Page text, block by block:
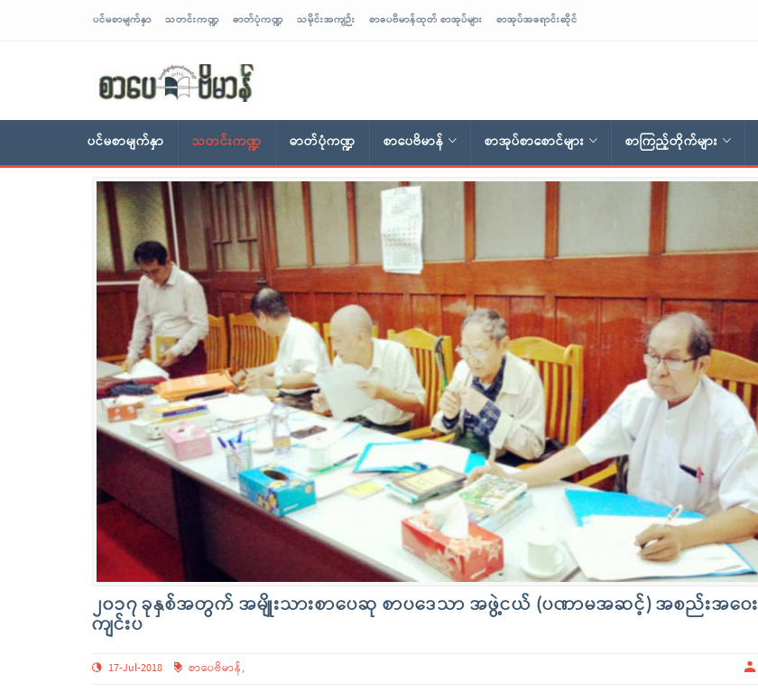
ပင်မစာမျက်နှာ သတင်းကဏ္ဍ ဓာတ်ပုံကဏ္ဍ သမိုင်းအကျဉ်း စာပေဗိမာန်ထုတ် စာအုပ်များ စာအုပ်အရောင်းဆိုင်
ပင်မစာမျက်နှာ သတင်းကဏ္ဍ ဓာတ်ပုံကဏ္ဍ စာပေဗိမာန် စာအုပ်စာစောင်များ စာကြည့်တိုက်များ
၂၀၁၇ ခုနှစ်အတွက် အမျိုးသားစာပေဆု စာပဒေသာ အဖွဲ့ငယ် (ပဏာမအဆင့်) အစည်းအဝေး
ကျင်းပ
17-Jul-2018 စာပေဗိမာန်,